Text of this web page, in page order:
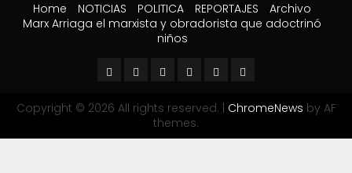
Home NOTICIAS POLITICA REPORTAJES
Archivo
Marx Arriaga el marxista y obradorista que adoctrinó
niños
Copyright © 2026 All rights reserved. ChromeNews by AF
themes.